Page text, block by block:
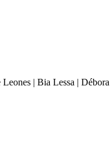
| Bia Lessa |